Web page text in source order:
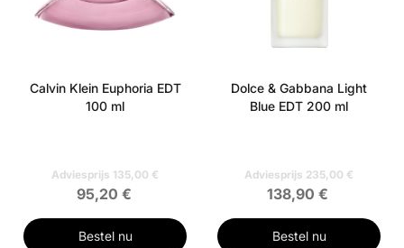
Calvin Klein Euphoria EDT
100 ml
Adviesprijs 135,00 €
95,20 €
Bestel nu
Dolce & Gabbana Light
Blue EDT 200 ml
Adviesprijs 235,00 €
138,90 €
Bestel nu